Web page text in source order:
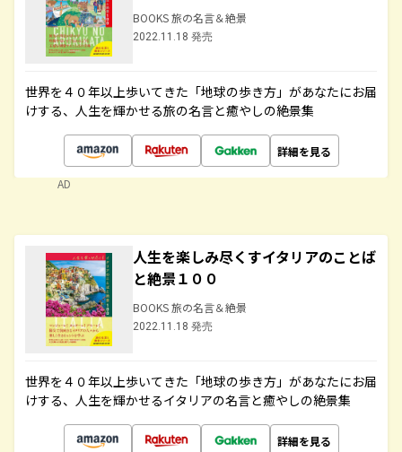
BOOKS 旅の名言＆絶景
2022.11.18 発売
世界を４０年以上歩いてきた「地球の歩き方」があなたにお届
けする、人生を輝かせる旅の名言と癒やしの絶景集
詳細を見る
AD
人生を楽しみ尽くすイタリアのことば
と絶景１００
BOOKS 旅の名言＆絶景
2022.11.18 発売
世界を４０年以上歩いてきた「地球の歩き方」があなたにお届
けする、人生を輝かせるイタリアの名言と癒やしの絶景集
詳細を見る